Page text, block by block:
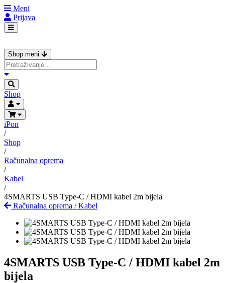
Meni
Prijava
Shop meni
Shop
iPon
/
Shop
/
Računalna oprema
/
Kabel
/
4SMARTS USB Type-C / HDMI kabel 2m bijela
Računalna oprema /Kabel
4SMARTS USB Type-C / HDMI kabel 2m
bijela